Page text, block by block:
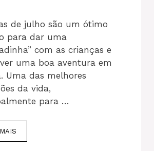
de julho são um ótimo
para dar uma
com as crianças e
uma boa aventura em
Uma das melhores
da vida,
para …